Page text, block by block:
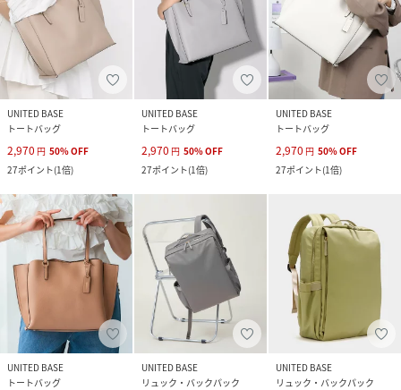
UNITED BASE
トートバッグ
2,970 円 50%OFF
27ポイント(1倍)
UNITED BASE
トートバッグ
2,970 円 50%OFF
27ポイント(1倍)
UNITED BASE
トートバッグ
2,970 円 50%OFF
27ポイント(1倍)
UNITED BASE
トートバッグ
UNITED BASE
リュック・バックパック
UNITED BASE
リュック・バックパック